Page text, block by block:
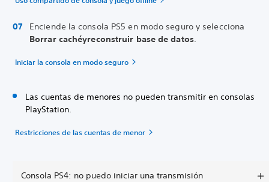
Enciende la consola PS5 en modo seguro y selecciona
Borrar cachéyreconstruir base de datos.
Iniciar la consola en modo seguro
Las cuentas de menores no pueden transmitir en consolas
PlayStation.
Restricciones de las cuentas de menor
Consola PS4: no puedo iniciar una transmisión